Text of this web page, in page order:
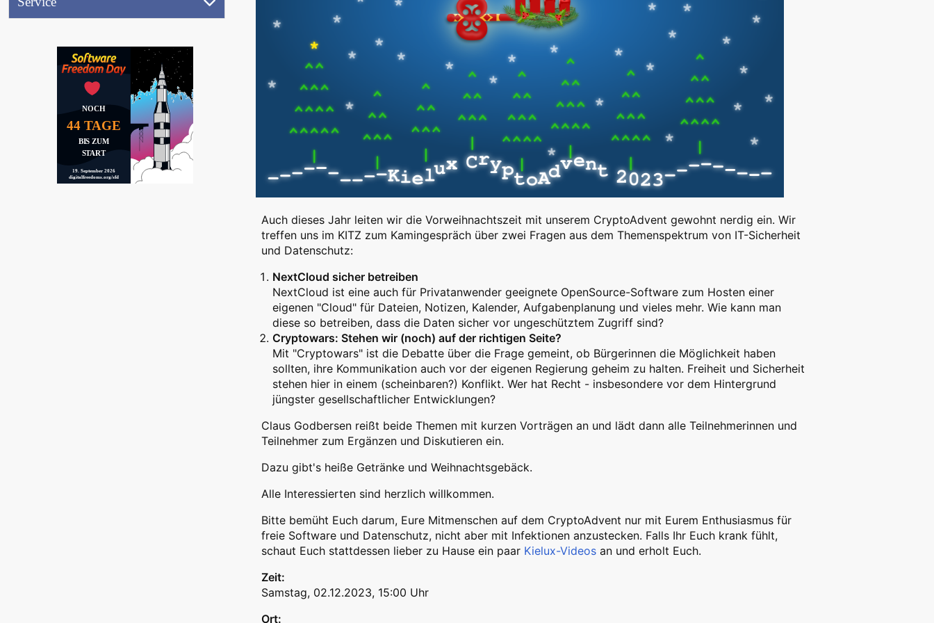
(17.9.2026)
Aktionen
Peertube)
Referentenbereich
NOCH
44 TAGE
BIS ZUM
START
19. September 2026
digitalfreedoms.org/sfd
Auch dieses Jahr leiten wir die Vorweihnachtszeit mit unserem CryptoAdvent gewohnt nerdig ein. Wir
treffen uns im KITZ zum Kamingespräch über zwei Fragen aus dem Themenspektrum von IT-Sicherheit
und Datenschutz:
NextCloud sicher betreiben
NextCloud ist eine auch für Privatanwender geeignete OpenSource-Software zum Hosten einer
eigenen "Cloud" für Dateien, Notizen, Kalender, Aufgabenplanung und vieles mehr. Wie kann man
diese so betreiben, dass die Daten sicher vor ungeschütztem Zugriff sind?
Cryptowars: Stehen wir (noch) auf der richtigen Seite?
Mit "Cryptowars" ist die Debatte über die Frage gemeint, ob Bürgerinnen die Möglichkeit haben
sollten, ihre Kommunikation auch vor der eigenen Regierung geheim zu halten. Freiheit und Sicherheit
stehen hier in einem (scheinbaren?) Konflikt. Wer hat Recht - insbesondere vor dem Hintergrund
jüngster gesellschaftlicher Entwicklungen?
Claus Godbersen reißt beide Themen mit kurzen Vorträgen an und lädt dann alle Teilnehmerinnen und
Teilnehmer zum Ergänzen und Diskutieren ein.
Dazu gibt's heiße Getränke und Weihnachtsgebäck.
Alle Interessierten sind herzlich willkommen.
Bitte bemüht Euch darum, Eure Mitmenschen auf dem CryptoAdvent nur mit Eurem Enthusiasmus für
freie Software und Datenschutz, nicht aber mit Infektionen anzustecken. Falls Ihr Euch krank fühlt,
schaut Euch stattdessen lieber zu Hause ein paar Kielux-Videos an und erholt Euch.
Zeit:
Samstag, 02.12.2023, 15:00 Uhr
Ort: